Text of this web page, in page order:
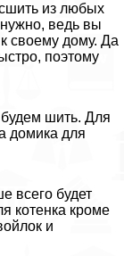
из любых
ведь вы
своему дому. Да
поэтому
шить. Для
домика для
всего будет
котенка кроме
и